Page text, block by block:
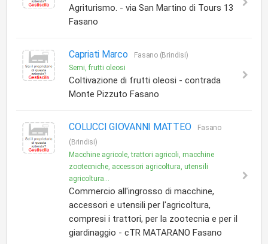
Agriturismo. - via San Martino di Tours 13
Fasano
Capriati Marco
Fasano (Brindisi)
Semi, frutti oleosi
Coltivazione di frutti oleosi - contrada
Monte Pizzuto Fasano
COLUCCI GIOVANNI MATTEO
Fasano
(Brindisi)
Macchine agricole, trattori agricoli, macchine
zootecniche, accessori agricoltura, utensili
agricoltura...
Commercio all'ingrosso di macchine,
accessori e utensili per l'agricoltura,
compresi i trattori, per la zootecnia e per il
giardinaggio - cTR MATARANO Fasano